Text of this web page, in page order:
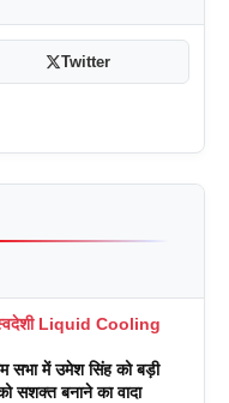
Twitter
Liquid Cooling
सभा में उमेश सिंह को बड़ी
सशक्त बनाने का वादा